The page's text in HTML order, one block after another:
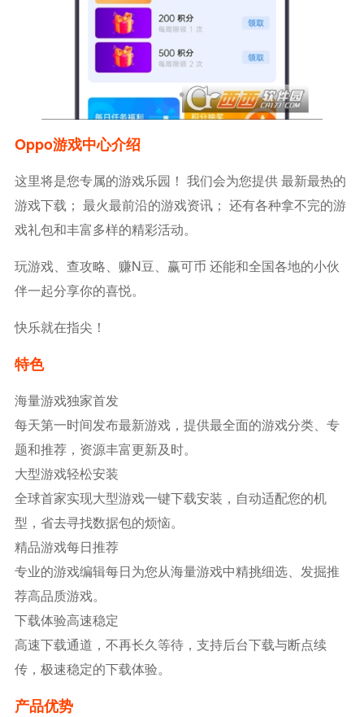
Oppo游戏中心介绍
这里将是您专属的游戏乐园！ 我们会为您提供 最新最热的
游戏下载； 最火最前沿的游戏资讯； 还有各种拿不完的游
戏礼包和丰富多样的精彩活动。
玩游戏、查攻略、赚N豆、赢可币 还能和全国各地的小伙
伴一起分享你的喜悦。
快乐就在指尖！
特色
海量游戏独家首发
每天第一时间发布最新游戏，提供最全面的游戏分类、专
题和推荐，资源丰富更新及时。
大型游戏轻松安装
全球首家实现大型游戏一键下载安装，自动适配您的机
型，省去寻找数据包的烦恼。
精品游戏每日推荐
专业的游戏编辑每日为您从海量游戏中精挑细选、发掘推
荐高品质游戏。
下载体验高速稳定
高速下载通道，不再长久等待，支持后台下载与断点续
传，极速稳定的下载体验。
产品优势